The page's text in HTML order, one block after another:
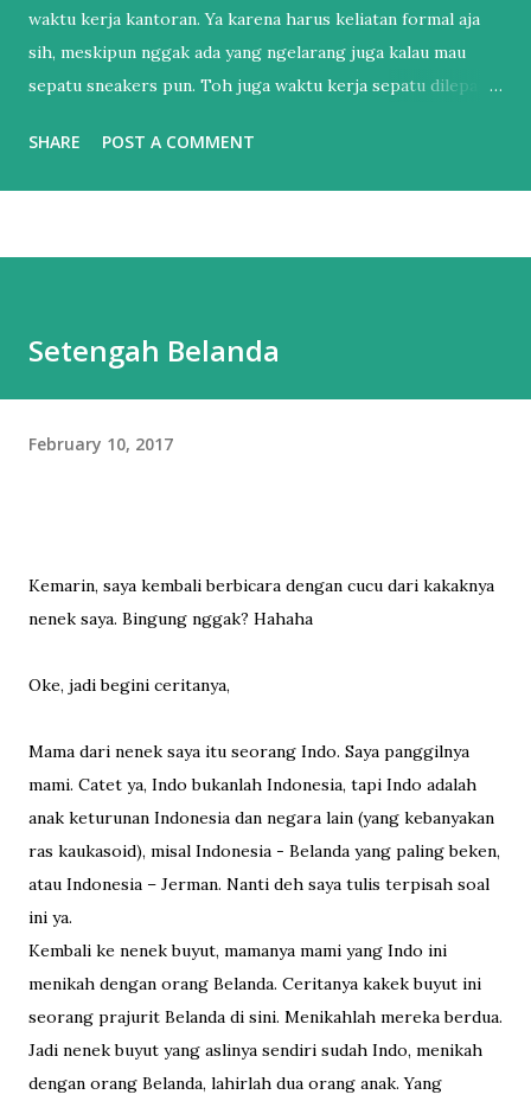
waktu kerja kantoran. Ya karena harus keliatan formal aja
sih, meskipun nggak ada yang ngelarang juga kalau mau
sepatu sneakers pun. Toh juga waktu kerja sepatu dilepas
Setelahnya, bertahun-tahun hanya punya 1 sepatu sneakers
yang buat gw nggak apa mahal yang penting nyaman.
besar dari hidup gw, jadi punya sepatu nyaman adalah hal
SHARE POST A COMMENT
Setengah Belanda
February 10, 2017
Kemarin, saya kembali berbicara dengan cucu dari kakaknya
nenek saya. Bingung nggak? Hahaha
Oke, jadi begini ceritanya,
Mama dari nenek saya itu seorang Indo. Saya panggilnya
mami. Catet ya, Indo bukanlah Indonesia, tapi Indo adalah
anak keturunan Indonesia dan negara lain (yang kebanyakan
ras kaukasoid), misal Indonesia - Belanda yang paling beken,
atau Indonesia – Jerman. Nanti deh saya tulis terpisah soal
ini ya.
Kembali ke nenek buyut, mamanya mami yang Indo ini
menikah dengan orang Belanda. Ceritanya kakek buyut ini
seorang prajurit Belanda di sini. Menikahlah mereka berdua.
Jadi nenek buyut yang aslinya sendiri sudah Indo, menikah
dengan orang Belanda, lahirlah dua orang anak. Yang